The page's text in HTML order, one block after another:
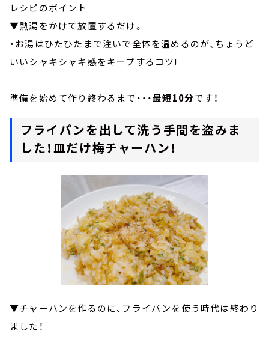
レシピのポイント
▼熱湯をかけて放置するだけ。
・お湯はひたひたまで注いで全体を温めるのが、ちょうど
いいシャキシャキ感をキープするコツ!
準備を始めて作り終わるまで・・・最短10分です！
フライパンを出して洗う手間を盗みま
した！皿だけ梅チャーハン！
▼チャーハンを作るのに、フライパンを使う時代は終わり
ました！